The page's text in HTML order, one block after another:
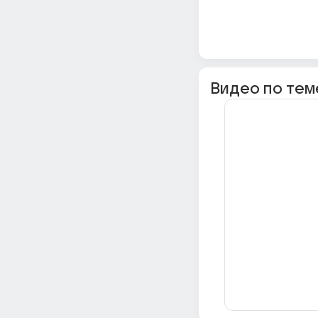
Видео по